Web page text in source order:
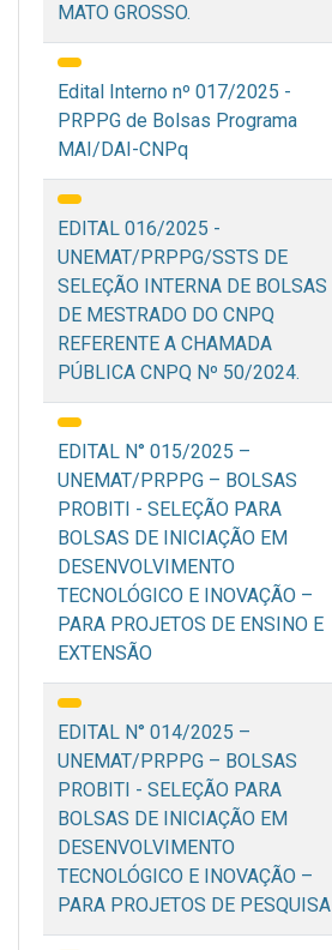
MATO GROSSO.
Edital Interno nº 017/2025 -
PRPPG de Bolsas Programa
MAI/DAI-CNPq
EDITAL 016/2025 -
UNEMAT/PRPPG/SSTS DE
SELEÇÃO INTERNA DE BOLSAS
DE MESTRADO DO CNPQ
REFERENTE A CHAMADA
PÚBLICA CNPQ Nº 50/2024.
EDITAL N° 015/2025 –
UNEMAT/PRPPG – BOLSAS
PROBITI - SELEÇÃO PARA
BOLSAS DE INICIAÇÃO EM
DESENVOLVIMENTO
TECNOLÓGICO E INOVAÇÃO –
PARA PROJETOS DE ENSINO E
EXTENSÃO
EDITAL N° 014/2025 –
UNEMAT/PRPPG – BOLSAS
PROBITI - SELEÇÃO PARA
BOLSAS DE INICIAÇÃO EM
DESENVOLVIMENTO
TECNOLÓGICO E INOVAÇÃO –
PARA PROJETOS DE PESQUISA